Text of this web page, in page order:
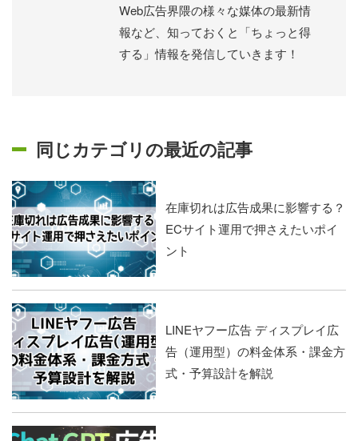
Web広告界隈の様々な媒体の最新情
報など、知っておくと「ちょっと得
する」情報を発信していきます！
同じカテゴリの最近の記事
在庫切れは広告成果に影響する？
ECサイト運用で押さえたいポイ
ント
LINEヤフー広告 ディスプレイ広
告（運用型）の料金体系・課金方
式・予算設計を解説